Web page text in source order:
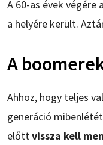
A 60-as évek
a helyére került.
A
Ahhoz, hogy teljes
generáció
előttvissza kell